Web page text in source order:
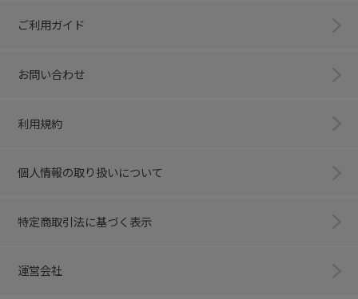
ご利用ガイド
お問い合わせ
利用規約
個人情報の取り扱いについて
特定商取引法に基づく表示
運営会社